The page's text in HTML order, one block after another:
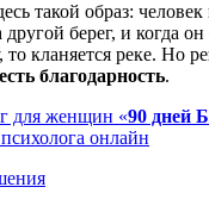
такой образ: человек
берег, и когда он
кланяется реке. Но
благодарность.
для женщин «90 дней
онлайн